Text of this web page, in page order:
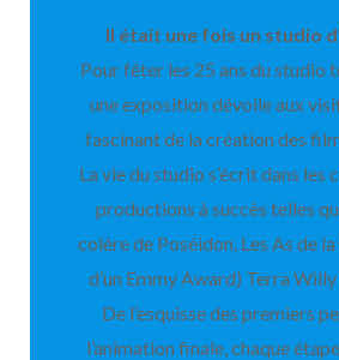
Il était une fois un studio
Pour fêter les 25 ans du studio
une exposition dévoile aux
fascinant de la création des
La vie du studio s’écrit dans les
productions à succès telles
colère de Poséidon, Les As de
d’un Emmy Award) Terra
De l’esquisse des premiers
l’animation finale, chaque